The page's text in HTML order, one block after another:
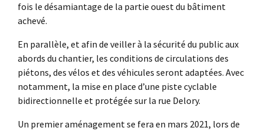
fois le désamiantage de la partie ouest du bâtiment
achevé.
En parallèle, et afin de veiller à la sécurité du public aux
abords du chantier, les conditions de circulations des
piétons, des vélos et des véhicules seront adaptées. Avec
notamment, la mise en place d’une piste cyclable
bidirectionnelle et protégée sur la rue Delory.
Un premier aménagement se fera en mars 2021, lors de